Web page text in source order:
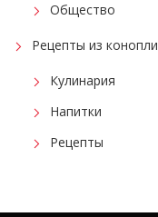
Общество
Рецепты из конопли
Кулинария
Напитки
Рецепты